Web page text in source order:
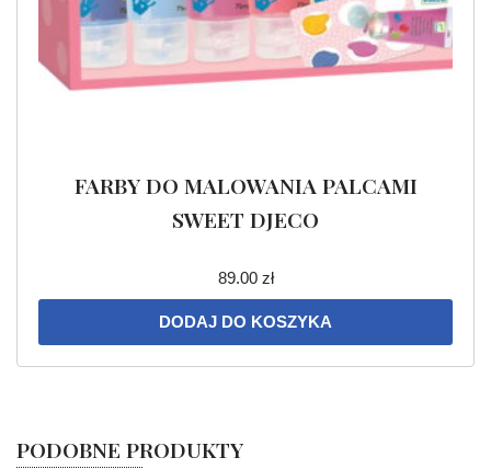
FARBY DO MALOWANIA PALCAMI
SWEET DJECO
89.00 zł
DODAJ DO KOSZYKA
PODOBNE PRODUKTY